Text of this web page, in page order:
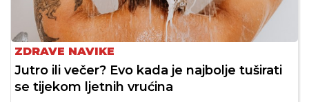
ZDRAVE NAVIKE
Jutro ili večer? Evo kada je najbolje tuširati
se tijekom ljetnih vrućina